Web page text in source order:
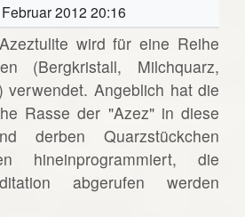
2012 20:16
wird für eine Reihe
(Bergkristall, Milchquarz,
verwendet. Angeblich hat die
Rasse der "Azez" in diese
derben Quarzstückchen
hineinprogrammiert, die
abgerufen werden